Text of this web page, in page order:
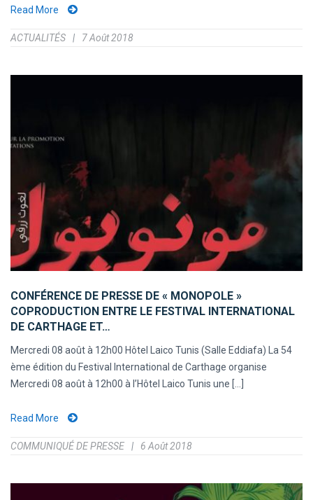
Read More
ACTUALITÉS 7 Août 2018
CONFÉRENCE DE PRESSE DE « MONOPOLE »
COPRODUCTION ENTRE LE FESTIVAL INTERNATIONAL
DE CARTHAGE ET…
Mercredi 08 août à 12h00 Hôtel Laico Tunis (Salle Eddiafa) La 54
ème édition du Festival International de Carthage organise
Mercredi 08 août à 12h00 à l’Hôtel Laico Tunis une [...]
Read More
COMMUNIQUÉ DE PRESSE 6 Août 2018